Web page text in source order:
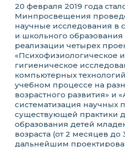
20 февраля 2019 года
Минпросвещения
научные исследования в
и школьного образования
реализации четырех
«Психофизиологическое
гигиеническое
компьютерных
учебном процессе на
возрастного развития» и
систематизация научных
существующей практики
образования детей
возраста (от 2 месяцев до
дальнейшим